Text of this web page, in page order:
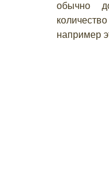
обычно
например